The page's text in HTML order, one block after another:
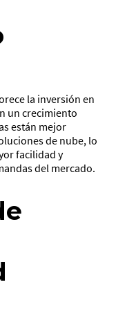
la inversión en
un crecimiento
están mejor
de nube, lo
facilidad y
del mercado.